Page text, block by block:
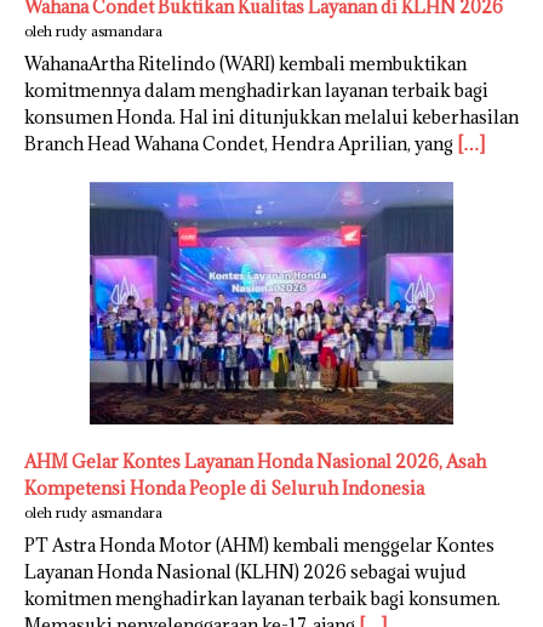
Wahana Condet Buktikan Kualitas Layanan di KLHN 2026
oleh rudy asmandara
WahanaArtha Ritelindo (WARI) kembali membuktikan
komitmennya dalam menghadirkan layanan terbaik bagi
konsumen Honda. Hal ini ditunjukkan melalui keberhasilan
Branch Head Wahana Condet, Hendra Aprilian, yang […]
AHM Gelar Kontes Layanan Honda Nasional 2026, Asah
Kompetensi Honda People di Seluruh Indonesia
oleh rudy asmandara
PT Astra Honda Motor (AHM) kembali menggelar Kontes
Layanan Honda Nasional (KLHN) 2026 sebagai wujud
komitmen menghadirkan layanan terbaik bagi konsumen.